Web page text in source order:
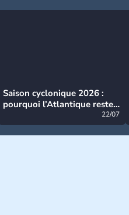
Saison cyclonique 2026 :
pourquoi l’Atlantique reste
22/07